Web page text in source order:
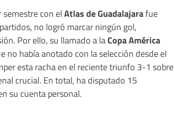
semestre con elAtlas de Guadalajarafue
no logró marcar ningún gol,
Por ello, su llamado a laCopa América
no había anotado con la selección desde el
esta racha en el reciente triunfo 3-1 sobre
crucial. En total, ha disputado 15
su cuenta personal.